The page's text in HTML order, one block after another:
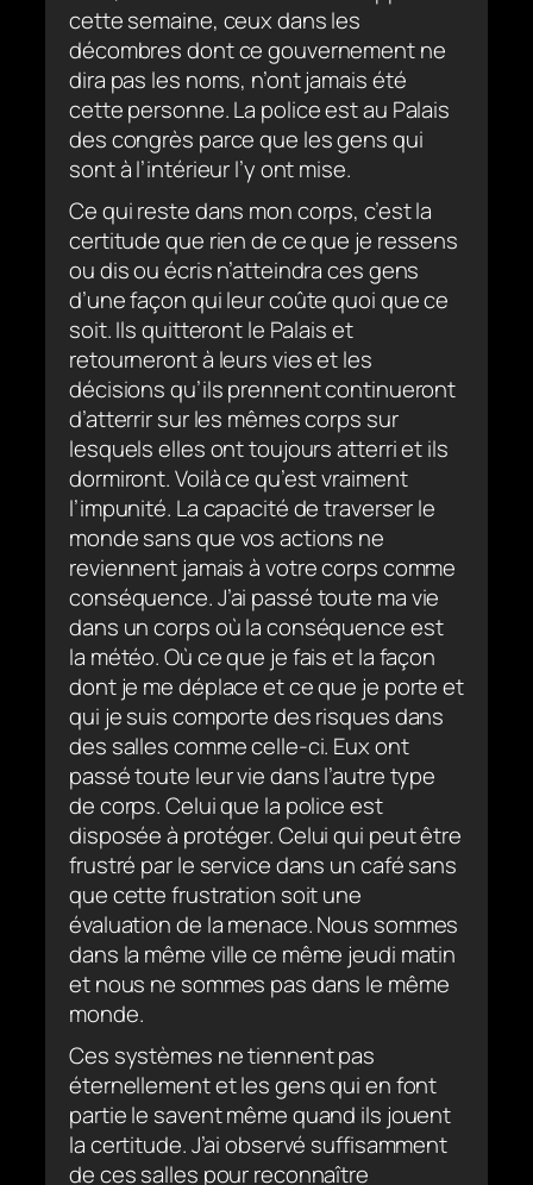
cette semaine, ceux dans les
décombres dont ce gouvernement ne
dira pas les noms, n’ont jamais été
cette personne. La police est au Palais
des congrès parce que les gens qui
sont à l’intérieur l’y ont mise.
Ce qui reste dans mon corps, c’est la
certitude que rien de ce que je ressens
ou dis ou écris n’atteindra ces gens
d’une façon qui leur coûte quoi que ce
soit. Ils quitteront le Palais et
retourneront à leurs vies et les
décisions qu’ils prennent continueront
d’atterrir sur les mêmes corps sur
lesquels elles ont toujours atterri et ils
dormiront. Voilà ce qu’est vraiment
l’impunité. La capacité de traverser le
monde sans que vos actions ne
reviennent jamais à votre corps comme
conséquence. J’ai passé toute ma vie
dans un corps où la conséquence est
la météo. Où ce que je fais et la façon
dont je me déplace et ce que je porte et
qui je suis comporte des risques dans
des salles comme celle-ci. Eux ont
passé toute leur vie dans l’autre type
de corps. Celui que la police est
disposée à protéger. Celui qui peut être
frustré par le service dans un café sans
que cette frustration soit une
évaluation de la menace. Nous sommes
dans la même ville ce même jeudi matin
et nous ne sommes pas dans le même
monde.
Ces systèmes ne tiennent pas
éternellement et les gens qui en font
partie le savent même quand ils jouent
la certitude. J’ai observé suffisamment
de ces salles pour reconnaître